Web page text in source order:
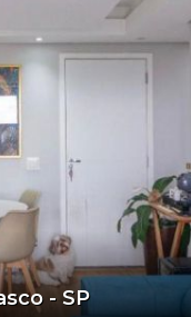
(3) CondomÍnio
Condominio
CondomÍnio
CondomÍnio
CondomÍnio
CondomÍnio
Condominio
Condominio
- SP